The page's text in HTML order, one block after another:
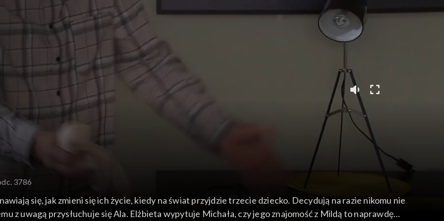
3786
się, jak zmieni się ich życie, kiedy na świat przyjdzie trzecie dziecko. Decydują na razie nikomu nie
z uwagą przysłuchuje się Ala. Elżbieta wypytuje Michała, czy jego znajomość z Mildą to naprawdę